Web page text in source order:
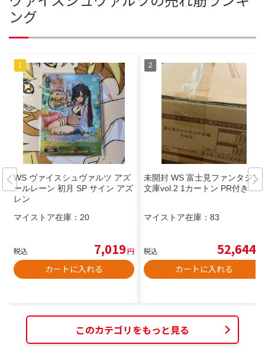
ング
WS ヴァイスシュヴァルツ アズ
ールレーン 初月 SP サイン アズ
レン
マイストア在庫： 20
税込 7,019円
カートに入れる
未開封 WS 富士見ファンタジア
文庫vol.2 1カートン PR付き
マイストア在庫： 83
税込 52,644
カートに入れる
このカテゴリをもっと見る